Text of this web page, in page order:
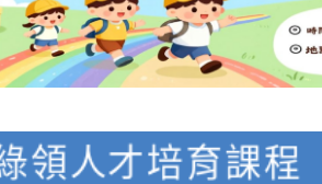
校安中心白海豚
領人才培育課程